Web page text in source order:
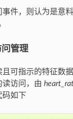
件，则认为是意
管理
且可指示的特征数
读访问，由
码如下